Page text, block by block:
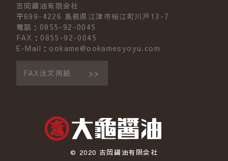
吉岡醤油有限会社
〒699-4226 島根県江津市桜江町川戸13-7
電話：0855-92-0045
FAX：0855-92-0045
E-Mail：ookame@ookamesyoyu.com
FAX注文用紙
© 2020 吉岡醤油有限会社